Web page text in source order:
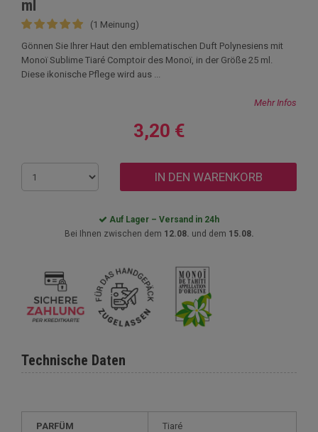
ml
(1 Meinung)
Gönnen Sie Ihrer Haut den emblematischen Duft Polynesiens mit
Monoï Sublime Tiaré Comptoir des Monoï, in der Größe 25 ml.
Diese ikonische Pflege wird aus ...
Mehr Infos
3,20 €
IN DEN WARENKORB
Auf Lager – Versand in 24h
Bei Ihnen zwischen dem 12.08. und dem 15.08.
Technische Daten
PARFÜM Tiaré